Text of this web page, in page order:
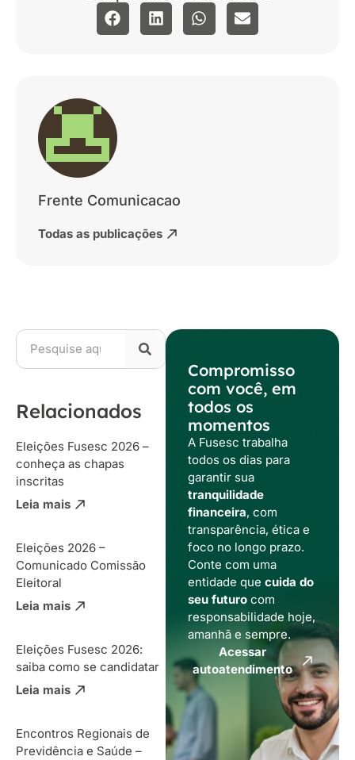
Frente Comunicacao
Todas as publicações
Relacionados
Eleições Fusesc 2026 –
conheça as chapas
inscritas
Leia mais
Eleições 2026 –
Comunicado Comissão
Eleitoral
Leia mais
Eleições Fusesc 2026:
saiba como se candidatar
Leia mais
Encontros Regionais de
Previdência e Saúde –
Compromisso
com você, em
todos os
momentos
A Fusesc trabalha
todos os dias para
garantir sua
tranquilidade
financeira, com
transparência, ética e
foco no longo prazo.
Conte com uma
entidade que cuida do
seu futurocom
responsabilidade hoje,
amanhã e sempre.
Acessar
autoatendimento